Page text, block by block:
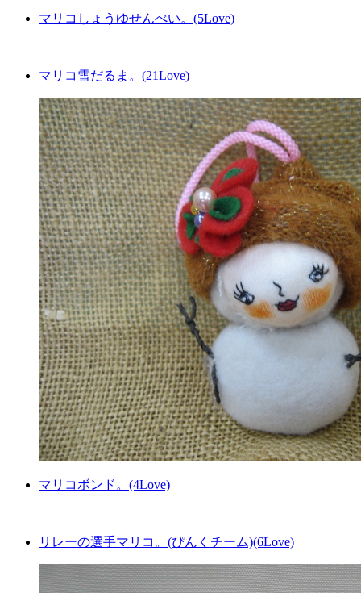
マリコしょうゆせんべい。(5Love)
マリコ雪だるま。(21Love)
マリコボンド。(4Love)
リレーの選手マリコ。(ぴんくチーム)(6Love)